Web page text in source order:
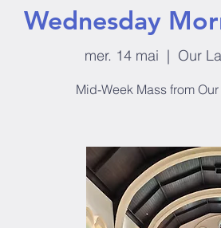
Wednesday
mer. 14 mai
  |
Our
Mid-Week Mass from